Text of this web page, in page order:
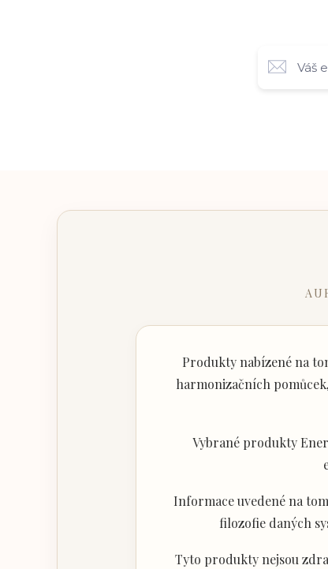
Produkty nabízené na
harmonizačních
Vybrané produkty
Informace uvedené na
filozofie daných
Tyto produkty nejsou